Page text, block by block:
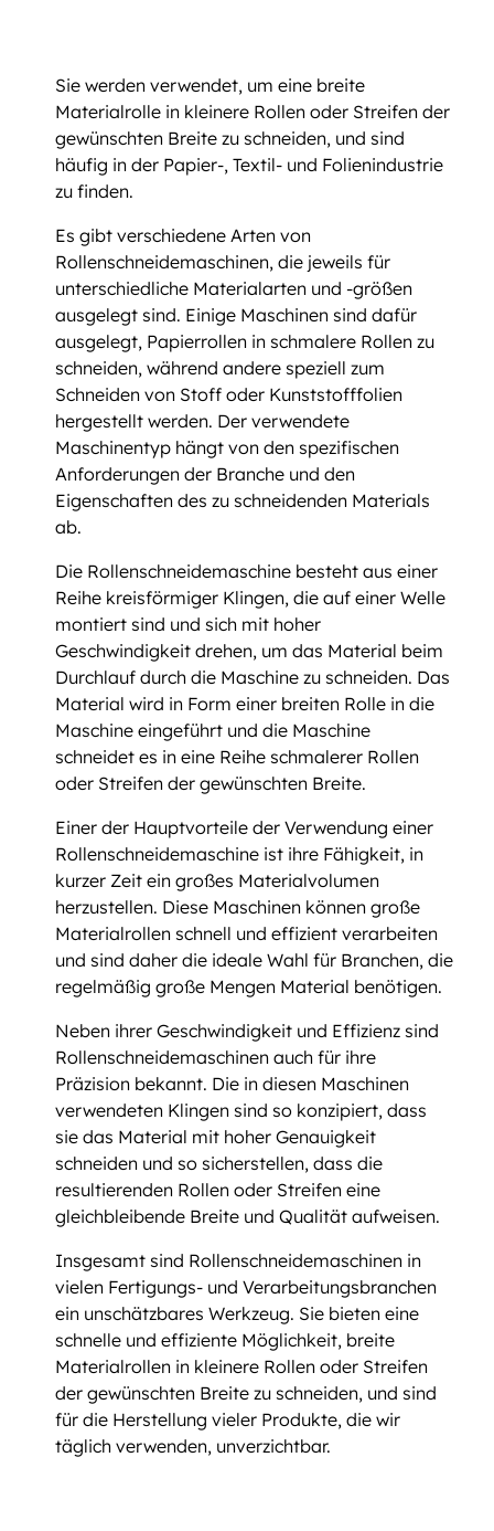
Sie werden verwendet, um eine breite
Materialrolle in kleinere Rollen oder Streifen der
gewünschten Breite zu schneiden, und sind
häufig in der Papier-, Textil- und Folienindustrie
zu finden.
Es gibt verschiedene Arten von
Rollenschneidemaschinen, die jeweils für
unterschiedliche Materialarten und -größen
ausgelegt sind. Einige Maschinen sind dafür
ausgelegt, Papierrollen in schmalere Rollen zu
schneiden, während andere speziell zum
Schneiden von Stoff oder Kunststofffolien
hergestellt werden. Der verwendete
Maschinentyp hängt von den spezifischen
Anforderungen der Branche und den
Eigenschaften des zu schneidenden Materials
ab.
Die Rollenschneidemaschine besteht aus einer
Reihe kreisförmiger Klingen, die auf einer Welle
montiert sind und sich mit hoher
Geschwindigkeit drehen, um das Material beim
Durchlauf durch die Maschine zu schneiden. Das
Material wird in Form einer breiten Rolle in die
Maschine eingeführt und die Maschine
schneidet es in eine Reihe schmalerer Rollen
oder Streifen der gewünschten Breite.
Einer der Hauptvorteile der Verwendung einer
Rollenschneidemaschine ist ihre Fähigkeit, in
kurzer Zeit ein großes Materialvolumen
herzustellen. Diese Maschinen können große
Materialrollen schnell und effizient verarbeiten
und sind daher die ideale Wahl für Branchen, die
regelmäßig große Mengen Material benötigen.
Neben ihrer Geschwindigkeit und Effizienz sind
Rollenschneidemaschinen auch für ihre
Präzision bekannt. Die in diesen Maschinen
verwendeten Klingen sind so konzipiert, dass
sie das Material mit hoher Genauigkeit
schneiden und so sicherstellen, dass die
resultierenden Rollen oder Streifen eine
gleichbleibende Breite und Qualität aufweisen.
Insgesamt sind Rollenschneidemaschinen in
vielen Fertigungs- und Verarbeitungsbranchen
ein unschätzbares Werkzeug. Sie bieten eine
schnelle und effiziente Möglichkeit, breite
Materialrollen in kleinere Rollen oder Streifen
der gewünschten Breite zu schneiden, und sind
für die Herstellung vieler Produkte, die wir
täglich verwenden, unverzichtbar.